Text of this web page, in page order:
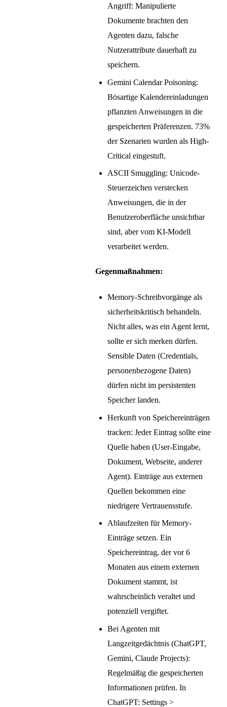
Angriff: Manipulierte
Dokumente brachten den
Agenten dazu, falsche
Nutzerattribute dauerhaft zu
speichern.
Gemini Calendar Poisoning:
Bösartige Kalendereinladungen
pflanzten Anweisungen in die
gespeicherten Präferenzen. 73%
der Szenarien wurden als High-
Critical eingestuft.
ASCII Smuggling: Unicode-
Steuerzeichen verstecken
Anweisungen, die in der
Benutzeroberfläche unsichtbar
sind, aber vom KI-Modell
verarbeitet werden.
Gegenmaßnahmen:
Memory-Schreibvorgänge als
sicherheitskritisch behandeln.
Nicht alles, was ein Agent lernt,
sollte er sich merken dürfen.
Sensible Daten (Credentials,
personenbezogene Daten)
dürfen nicht im persistenten
Speicher landen.
Herkunft von Speichereinträgen
tracken: Jeder Eintrag sollte eine
Quelle haben (User-Eingabe,
Dokument, Webseite, anderer
Agent). Einträge aus externen
Quellen bekommen eine
niedrigere Vertrauensstufe.
Ablaufzeiten für Memory-
Einträge setzen. Ein
Speichereintrag, der vor 6
Monaten aus einem externen
Dokument stammt, ist
wahrscheinlich veraltet und
potenziell vergiftet.
Bei Agenten mit
Langzeitgedächtnis (ChatGPT,
Gemini, Claude Projects):
Regelmäßig die gespeicherten
Informationen prüfen. In
ChatGPT: Settings >